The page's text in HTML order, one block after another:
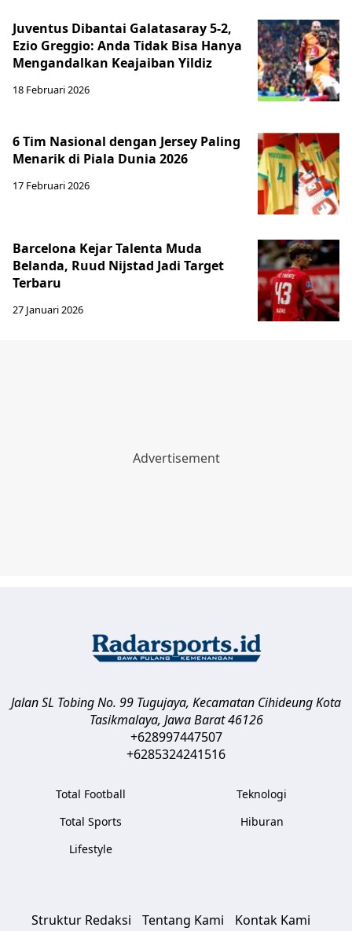
Juventus Dibantai Galatasaray 5-2,
Ezio Greggio: Anda Tidak Bisa Hanya
Mengandalkan Keajaiban Yildiz
18 Februari 2026
6 Tim Nasional dengan Jersey Paling
Menarik di Piala Dunia 2026
17 Februari 2026
Barcelona Kejar Talenta Muda
Belanda, Ruud Nijstad Jadi Target
Terbaru
27 Januari 2026
Jalan SL Tobing No. 99 Tugujaya, Kecamatan CihideungKota
Tasikmalaya, Jawa Barat 46126
+628997447507
+6285324241516
Total Football
Total Sports
Lifestyle
Teknologi
Hiburan
Struktur Redaksi Tentang Kami Kontak Kami